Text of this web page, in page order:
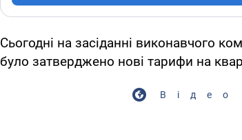
Сьогодні на засіданні виконавчого
було затверджено нові тарифи на